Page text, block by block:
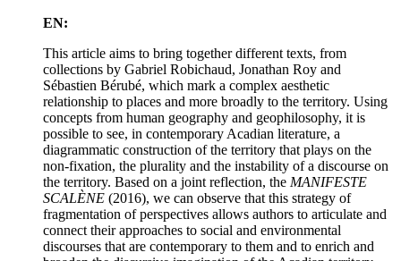
EN:
This article aims to bring together different texts, from
collections by Gabriel Robichaud, Jonathan Roy and
Sébastien Bérubé, which mark a complex aesthetic
relationship to places and more broadly to the territory. Using
concepts from human geography and geophilosophy, it is
possible to see, in contemporary Acadian literature, a
diagrammatic construction of the territory that plays on the
non-fixation, the plurality and the instability of a discourse on
the territory. Based on a joint reflection, the MANIFESTE
SCALÈNE (2016), we can observe that this strategy of
fragmentation of perspectives allows authors to articulate and
connect their approaches to social and environmental
discourses that are contemporary to them and to enrich and